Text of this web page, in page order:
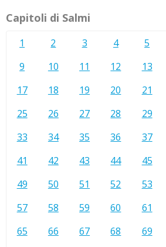
Capitoli di Salmi
1 2 3 4 5
9
10 11 12 13
17
18 19 20 21
25
26 27 28 29
33
34 35 36 37
41
42 43 44 45
49
50 51 52 53
57
58 59 60 61
65
66 67 68 69